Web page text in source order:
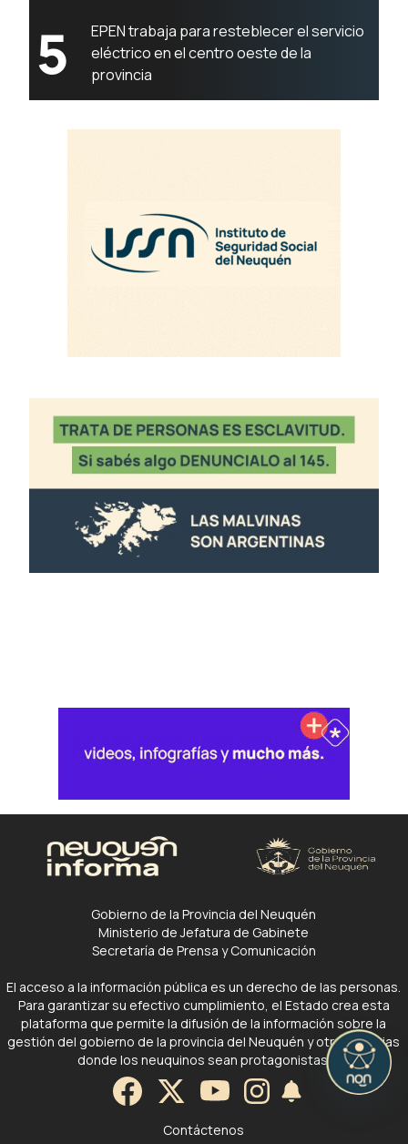
5
EPEN trabaja para resteblecer el servicio
eléctrico en el centro oeste de la
provincia
Gobierno de la Provincia del Neuquén
Ministerio de Jefatura de Gabinete
Secretaría de Prensa y Comunicación
El acceso a la información pública es un derecho de las personas.
Para garantizar su efectivo cumplimiento, el Estado crea esta
plataforma que permite la difusión de la información sobre la
gestión del gobierno de la provincia del Neuquén y otras noticias
donde los neuquinos sean protagonistas.
Contáctenos